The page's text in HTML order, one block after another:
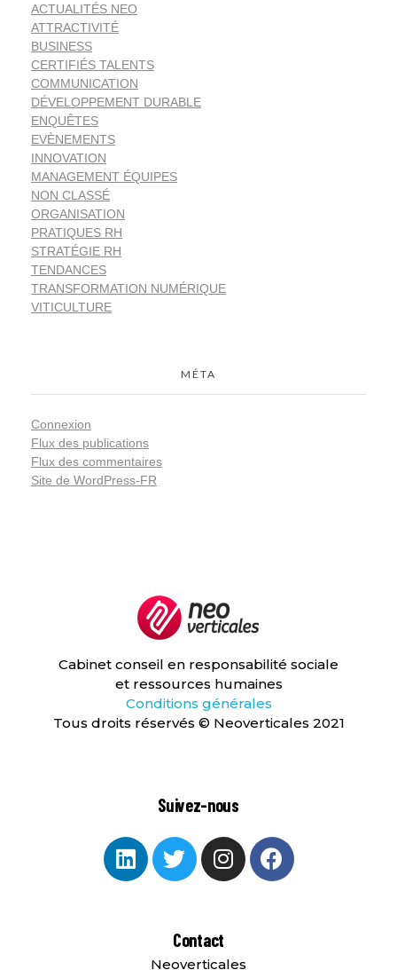
ACTUALITÉS NEO
ATTRACTIVITÉ
BUSINESS
CERTIFIÉS TALENTS
COMMUNICATION
DÉVELOPPEMENT DURABLE
ENQUÊTES
EVÈNEMENTS
INNOVATION
MANAGEMENT ÉQUIPES
NON CLASSÉ
ORGANISATION
PRATIQUES RH
STRATÉGIE RH
TENDANCES
TRANSFORMATION NUMÉRIQUE
VITICULTURE
MÉTA
Connexion
Flux des publications
Flux des commentaires
Site de WordPress-FR
Cabinet conseil en responsabilité sociale
et ressources humaines
Conditions générales
Tous droits réservés © Neoverticales 2021
Suivez-nous
Contact
Neoverticales